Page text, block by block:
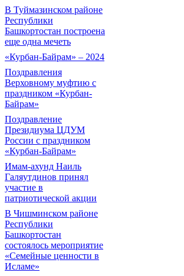
В Туймазинском районе
Республики
Башкортостан построена
еще одна мечеть
«Курбан-Байрам» – 2024
Поздравления
Верховному муфтию с
праздником «Курбан-
Байрам»
Поздравление
Президиума ЦДУМ
России с праздником
«Курбан-Байрам»
Имам-ахунд Наиль
Галяутдинов принял
участие в
патриотической акции
В Чишминском районе
Республики
Башкортостан
состоялось мероприятие
«Семейные ценности в
Исламе»